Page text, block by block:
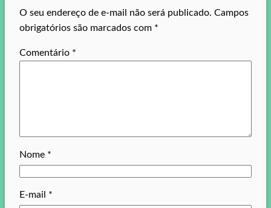
O seu endereço de e-mail não será publicado. Campos
obrigatórios são marcados com *
Comentário *
Nome *
E-mail *